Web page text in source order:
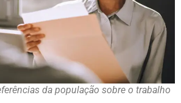
da população sobre o trabalho